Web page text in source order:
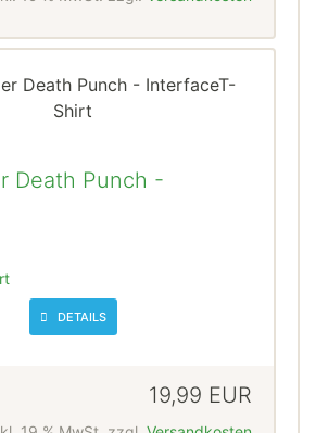
Death Punch -
DETAILS
19,99 EUR